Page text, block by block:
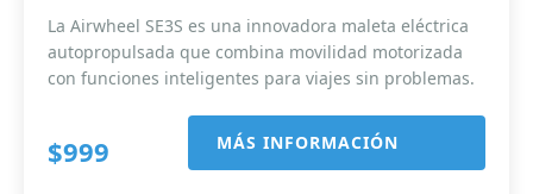
La Airwheel SE3S es una innovadora maleta eléctrica
autopropulsada que combina movilidad motorizada
con funciones inteligentes para viajes sin problemas.
$999 MÁS INFORMACIÓN